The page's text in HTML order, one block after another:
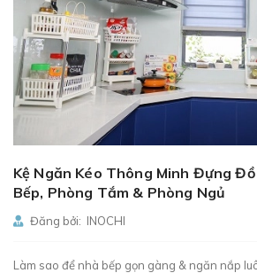
Kệ Ngăn Kéo Thông Minh Đựng
Bếp, Phòng Tắm & Phòng Ngủ
Đăng bởi: INOCHI
Làm sao để nhà bếp gọn gàng & ngăn nắp